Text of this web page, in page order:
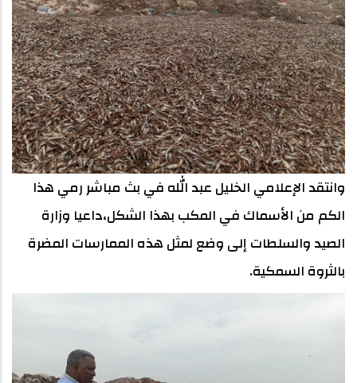
وانتقد الإعلامي الخليل عبد الله في بث مباشر رمي هذا
الكم من الأسماك في المكب بهذا الشكل،داعيا وزارة
الصيد والسلطات إلى وضع لمثل هذه الممارسات المضرة
بالثروة السمكية.